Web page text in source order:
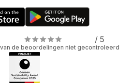
/ 5
de beoordelingen niet gecontroleerd